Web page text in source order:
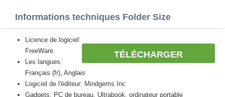
Informations techniques Folder Size
TÉLÉCHARGER
Licence de logiciel:
FreeWare
Les langues:
Français (fr), Anglais
Logiciel de l'éditeur: Mindgems Inc
Gadgets: PC de bureau, Ultrabook, ordinateur portable